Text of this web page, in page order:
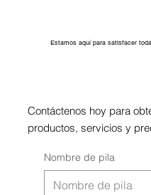
Estamos aquí para satisfacer
Contáctenos hoy para
productos, servicios y
Nombre de pila